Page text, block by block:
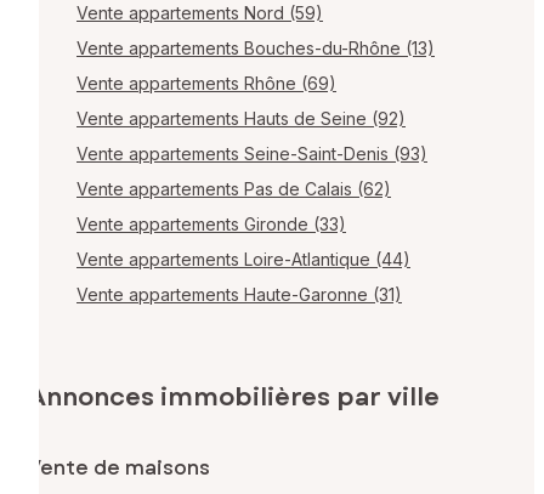
Vente appartements Nord (59)
Vente appartements Bouches-du-Rhône (13)
Vente appartements Rhône (69)
Vente appartements Hauts de Seine (92)
Vente appartements Seine-Saint-Denis (93)
Vente appartements Pas de Calais (62)
Vente appartements Gironde (33)
Vente appartements Loire-Atlantique (44)
Vente appartements Haute-Garonne (31)
Annonces immobilières par ville
Vente de maisons